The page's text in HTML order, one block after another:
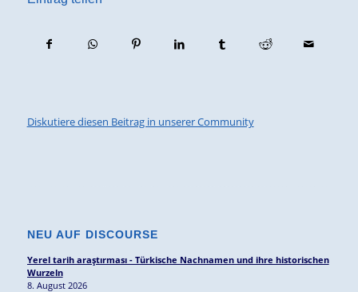
Diskutiere diesen Beitrag in unserer Community
NEU AUF DISCOURSE
Yerel tarih araştırması - Türkische Nachnamen und ihre historischen
Wurzeln
8. August 2026